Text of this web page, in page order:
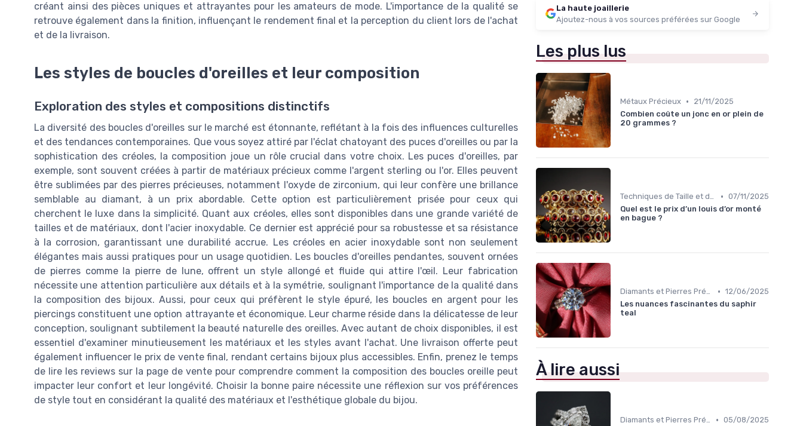
créant ainsi des pièces uniques et attrayantes pour les amateurs de mode. L'importance de la qualité se
retrouve également dans la finition, influençant le rendement final et la perception du client lors de l'achat
et de la livraison.
Les styles de boucles d'oreilles et leur composition
Exploration des styles et compositions distinctifs
La diversité des boucles d'oreilles sur le marché est étonnante, reflétant à la fois des influences culturelles
et des tendances contemporaines. Que vous soyez attiré par l'éclat chatoyant des puces d'oreilles ou par la
sophistication des créoles, la composition joue un rôle crucial dans votre choix. Les puces d'oreilles, par
exemple, sont souvent créées à partir de matériaux précieux comme l'argent sterling ou l'or. Elles peuvent
être sublimées par des pierres précieuses, notamment l'oxyde de zirconium, qui leur confère une brillance
semblable au diamant, à un prix abordable. Cette option est particulièrement prisée pour ceux qui
cherchent le luxe dans la simplicité. Quant aux créoles, elles sont disponibles dans une grande variété de
tailles et de matériaux, dont l'acier inoxydable. Ce dernier est apprécié pour sa robustesse et sa résistance
à la corrosion, garantissant une durabilité accrue. Les créoles en acier inoxydable sont non seulement
élégantes mais aussi pratiques pour un usage quotidien. Les boucles d'oreilles pendantes, souvent ornées
de pierres comme la pierre de lune, offrent un style allongé et fluide qui attire l'œil. Leur fabrication
nécessite une attention particulière aux détails et à la symétrie, soulignant l'importance de la qualité dans
la composition des bijoux. Aussi, pour ceux qui préfèrent le style épuré, les boucles en argent pour les
piercings constituent une option attrayante et économique. Leur charme réside dans la délicatesse de leur
conception, soulignant subtilement la beauté naturelle des oreilles. Avec autant de choix disponibles, il est
essentiel d'examiner minutieusement les matériaux et les styles avant l'achat. Une livraison offerte peut
également influencer le prix de vente final, rendant certains bijoux plus accessibles. Enfin, prenez le temps
de lire les reviews sur la page de vente pour comprendre comment la composition des boucles oreille peut
impacter leur confort et leur longévité. Choisir la bonne paire nécessite une réflexion sur vos préférences
de style tout en considérant la qualité des matériaux et l'esthétique globale du bijou.
La haute joaillerie
Ajoutez-nous à vos sources préférées sur Google
Les plus lus
Métaux Précieux •
21/11/2025
Combien coûte un jonc en or plein de
20 grammes ?
Techniques de Taille et de Sertissage • 07/11/2025
Quel est le prix d’un louis d’or monté
en bague ?
Diamants et Pierres Précieuses • 12/06/2025
Les nuances fascinantes du saphir
teal
À lire aussi
Diamants et Pierres Précieuses • 05/08/2025